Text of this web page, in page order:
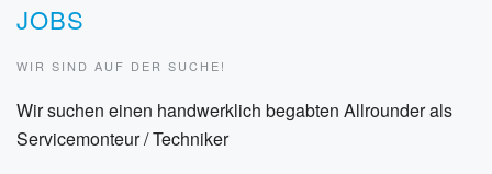
JOBS
WIR SIND AUF DER SUCHE!
Wir suchen einen handwerklich begabten Allrounder als
Servicemonteur / Techniker